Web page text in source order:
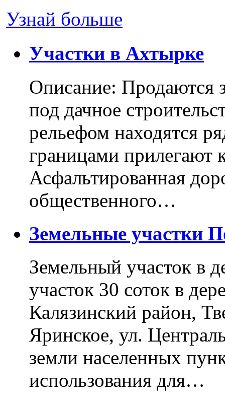
Узнай больше
Участки в Ахтырке
Описание: Продаются
под дачное
рельефом находятся
границами прилегают
Асфальтированная
общественного…
Земельные участки
Земельный участок в
участок 30 соток в
Калязинский район,
Яринское, ул.
земли населенных
использования для…